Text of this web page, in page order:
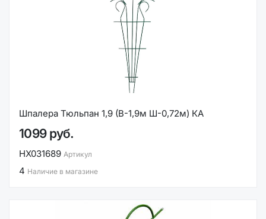
Шпалера Тюльпан 1,9 (В-1,9м Ш-0,72м) КА
1099 руб.
НХ031689 Артикул
4 Наличие в магазине